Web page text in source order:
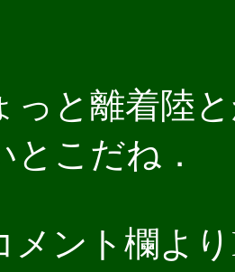
と離着陸
こだね．
ント欄よ